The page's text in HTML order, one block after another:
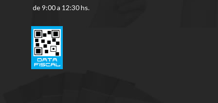
de 9:00 a 12:30 hs.